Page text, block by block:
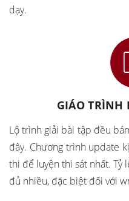
dạy.
GIÁO TRÌNH
Lộ trình giải bài tập đều
đây. Chương trình update
thi để luyện thi sát nhất. Tỷ
đủ nhiều, đặc biệt đối với